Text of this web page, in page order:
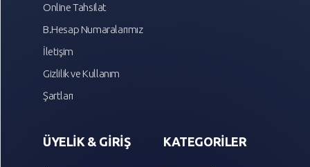
Online Tahsilat
B.Hesap Numaralarımız
İletişim
Gizlilik ve Kullanım
Şartları
ÜYELİK & GİRİŞ KATEGORİLER